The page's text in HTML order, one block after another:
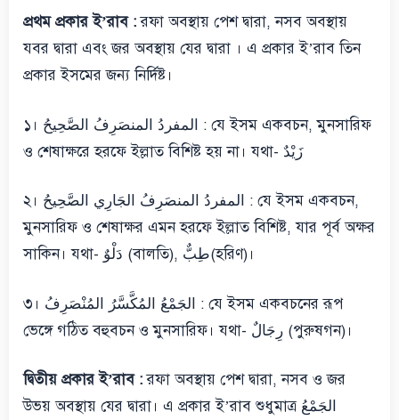
প্রথম প্রকার ই’রাব :রফা অবস্থায় পেশ দ্বারা, নসব অবস্থায়
যবর দ্বারা এবং জর অবস্থায় যের দ্বারা । এ প্রকার ই’রাব তিন
প্রকার ইসমের জন্য নির্দিষ্ট।
১। المفردُ المنصَرِفُ الصَّحِيحُ : যে ইসম একবচন, মুনসারিফ
ও শেষাক্ষরে হরফে ইল্লাত বিশিষ্ট হয় না। যথা- زَيْدٌ
২। المفردُ المنصَرِفُ الجَارِي الصَّحِيحُ : যে ইসম একবচন,
মুনসারিফ ও শেষাক্ষর এমন হরফে ইল্লাত বিশিষ্ট, যার পূর্ব অক্ষর
সাকিন। যথা- دَلْوٌ (বালতি), طِبٌّ(হরিণ)।
৩। الجَمْعُ المُكَّسَّرُ المُنْصَرِفُ : যে ইসম একবচনের রূপ
ভেঙ্গে গঠিত বহুবচন ও মুনসারিফ। যথা- رِجَالٌ (পুরুষগন)।
দ্বিতীয় প্রকার ই’রাব :রফা অবস্থায় পেশ দ্বারা, নসব ও জর
উভয় অবস্থায় যের দ্বারা। এ প্রকার ই’রাব শুধুমাত্র الجَمْعُ